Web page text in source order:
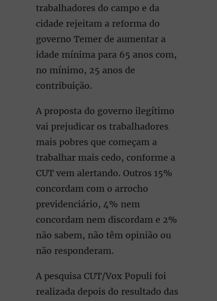
trabalhadores do campo e da
cidade rejeitam a reforma do
governo Temer de aumentar a
idade mínima para 65 anos com,
no mínimo, 25 anos de
contribuição.
A proposta do governo ilegítimo
vai prejudicar os trabalhadores
mais pobres que começam a
trabalhar mais cedo, conforme a
CUT vem alertando. Outros 15%
concordam com o arrocho
previdenciário, 4% nem
concordam nem discordam e 2%
não sabem, não têm opinião ou
não responderam.
A pesquisa CUT/Vox Populi foi
realizada depois do resultado das